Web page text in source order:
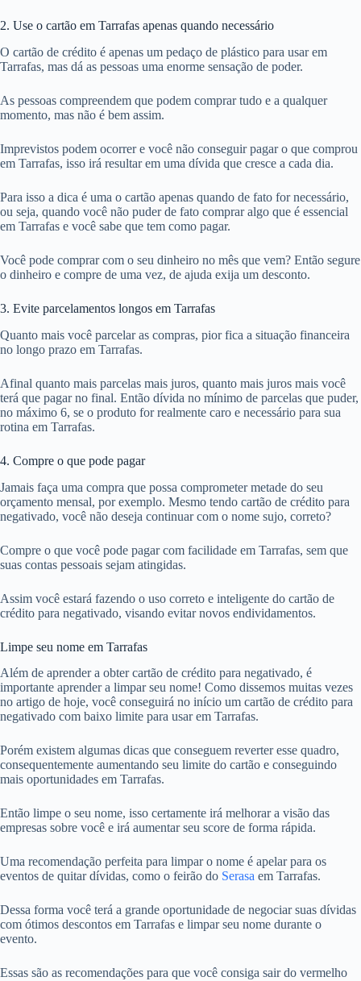
2. Use o cartão em Tarrafas apenas quando necessário
O cartão de crédito é apenas um pedaço de plástico para usar em
Tarrafas, mas dá as pessoas uma enorme sensação de poder.
As pessoas compreendem que podem comprar tudo e a qualquer
momento, mas não é bem assim.
Imprevistos podem ocorrer e você não conseguir pagar o que comprou
em Tarrafas, isso irá resultar em uma dívida que cresce a cada dia.
Para isso a dica é uma o cartão apenas quando de fato for necessário,
ou seja, quando você não puder de fato comprar algo que é essencial
em Tarrafas e você sabe que tem como pagar.
Você pode comprar com o seu dinheiro no mês que vem? Então segure
o dinheiro e compre de uma vez, de ajuda exija um desconto.
3. Evite parcelamentos longos em Tarrafas
Quanto mais você parcelar as compras, pior fica a situação financeira
no longo prazo em Tarrafas.
Afinal quanto mais parcelas mais juros, quanto mais juros mais você
terá que pagar no final. Então dívida no mínimo de parcelas que puder,
no máximo 6, se o produto for realmente caro e necessário para sua
rotina em Tarrafas.
4. Compre o que pode pagar
Jamais faça uma compra que possa comprometer metade do seu
orçamento mensal, por exemplo. Mesmo tendo cartão de crédito para
negativado, você não deseja continuar com o nome sujo, correto?
Compre o que você pode pagar com facilidade em Tarrafas, sem que
suas contas pessoais sejam atingidas.
Assim você estará fazendo o uso correto e inteligente do cartão de
crédito para negativado, visando evitar novos endividamentos.
Limpe seu nome em Tarrafas
Além de aprender a obter cartão de crédito para negativado, é
importante aprender a limpar seu nome! Como dissemos muitas vezes
no artigo de hoje, você conseguirá no início um cartão de crédito para
negativado com baixo limite para usar em Tarrafas.
Porém existem algumas dicas que conseguem reverter esse quadro,
consequentemente aumentando seu limite do cartão e conseguindo
mais oportunidades em Tarrafas.
Então limpe o seu nome, isso certamente irá melhorar a visão das
empresas sobre você e irá aumentar seu score de forma rápida.
Uma recomendação perfeita para limpar o nome é apelar para os
eventos de quitar dívidas, como o feirão do Serasa em Tarrafas.
Dessa forma você terá a grande oportunidade de negociar suas dívidas
com ótimos descontos em Tarrafas e limpar seu nome durante o
evento.
Essas são as recomendações para que você consiga sair do vermelho